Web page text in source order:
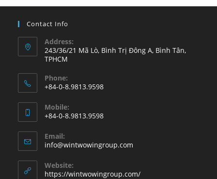
c
e
b
o
k
st
o
d
n
ai
l
Contact Info
Address:
243/36/21 Mã Lò, Bình Trị Đông A, Bình Tân,
TPHCM
Phone:
+84-0-8.9813.9598
Mobile:
+84-0-8.9813.9598
Email:
info@wintwowingroup.com
Website:
https://wintwowingroup.com/